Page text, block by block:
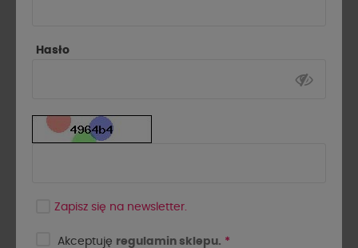
Hasło
Zapisz się na newsletter.
Akceptuję regulamin sklepu. *